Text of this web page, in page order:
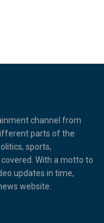
channel from
parts of the
sports,
With a motto to
updates in time,
website.